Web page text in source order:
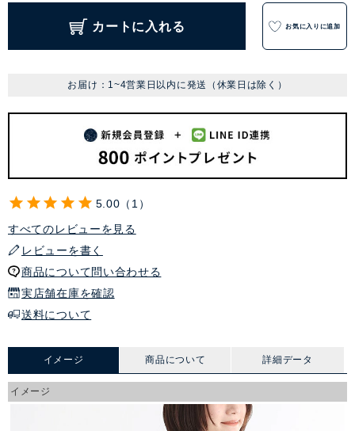
カートに入れる お気に入りに追加
お届け：1~4営業日以内に発送（休業日は除く）
5.00
1
すべてのレビューを見る
レビューを書く
商品について問い合わせる
実店舗在庫を確認
送料について
イメージ 商品について 詳細データ
イメージ